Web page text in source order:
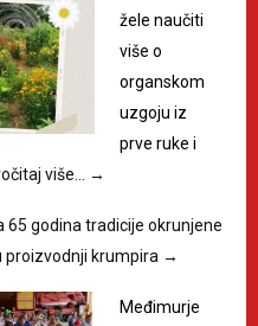
žele naučiti
više o
organskom
uzgoju iz
prve ruke i
više… →
65 godina tradicije okrunjene
krumpira →
Međimurje